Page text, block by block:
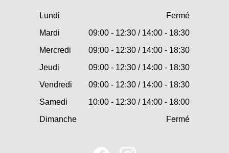
Lundi
Fermé
Mardi
09:00 - 12:30 / 14:00 - 18:30
Mercredi
09:00 - 12:30 / 14:00 - 18:30
Jeudi
09:00 - 12:30 / 14:00 - 18:30
Vendredi
09:00 - 12:30 / 14:00 - 18:30
Samedi
10:00 - 12:30 / 14:00 - 18:00
Dimanche
Fermé